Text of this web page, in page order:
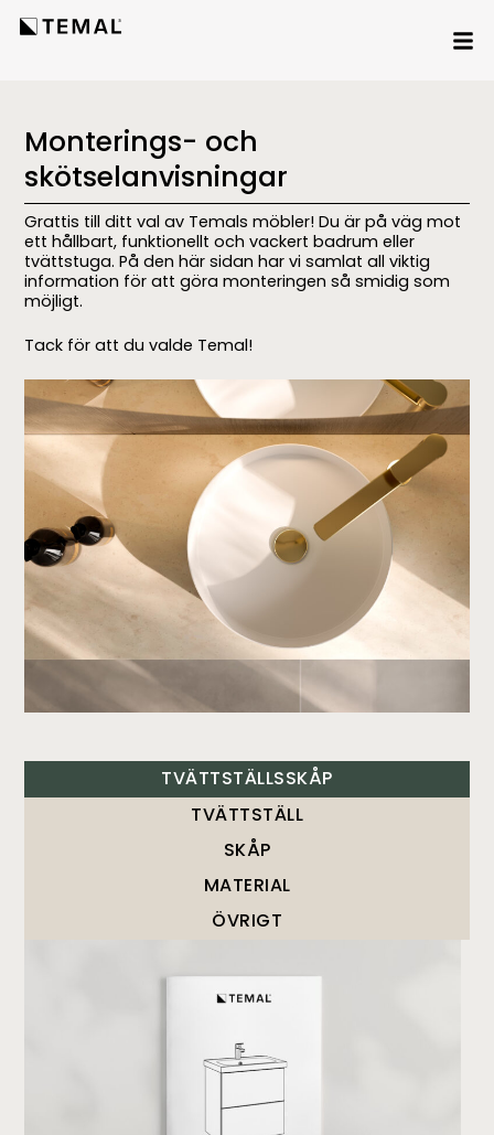
Monterings- och
skötselanvisningar
Grattis till ditt val av Temals möbler! Du är på väg mot
ett hållbart, funktionellt och vackert badrum eller
tvättstuga. På den här sidan har vi samlat all viktig
information för att göra monteringen så smidig som
möjligt.
Tack för att du valde Temal!
TVÄTTSTÄLLSSKÅP
TVÄTTSTÄLL
SKÅP
MATERIAL
ÖVRIGT